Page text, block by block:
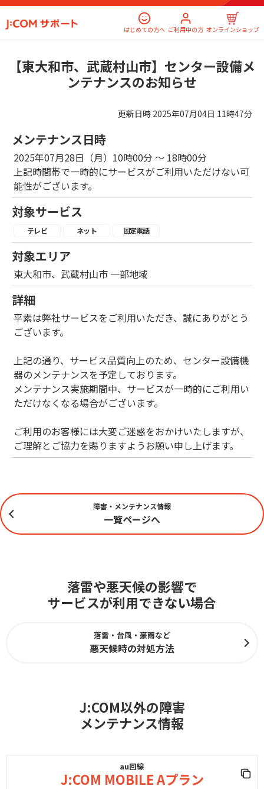
はじめての方へ ご利用中の方 オンラインショップ
【東大和市、武蔵村山市】センター設備メ
ンテナンスのお知らせ
更新日時 2025年07月04日 11時47分
メンテナンス日時
2025年07月28日（月）10時00分 ～ 18時00分
上記時間帯で一時的にサービスがご利用いただけない可
能性がございます。
対象サービス
テレビ ネット 固定電話
対象エリア
東大和市、武蔵村山市 一部地域
詳細
平素は弊社サービスをご利用いただき、誠にありがとう
ございます。
上記の通り、サービス品質向上のため、センター設備機
器のメンテナンスを予定しております。
メンテナンス実施期間中、サービスが一時的にご利用い
ただけなくなる場合がございます。
ご利用のお客様には大変ご迷惑をおかけいたしますが、
ご理解とご協力を賜りますようお願い申し上げます。
障害・メンテナンス情報
一覧ページへ
落雷や悪天候の影響で
サービスが利用できない場合
落雷・台風・豪雨など
悪天候時の対処方法
J:COM以外の障害
メンテナンス情報
au回線
J:COM MOBILE Aプラン